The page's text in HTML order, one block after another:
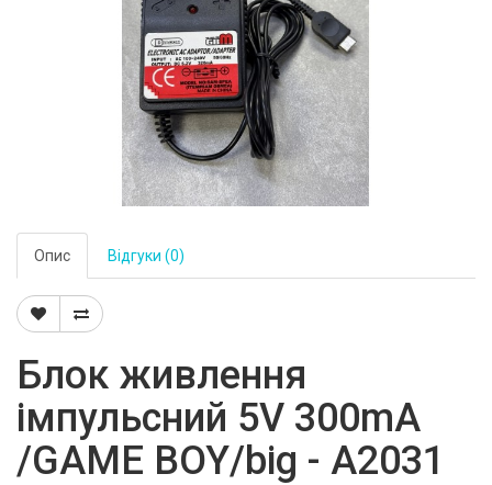
Опис Відгуки (0)
Блок живлення
імпульсний 5V 300mA
/GAME BOY/big - A2031